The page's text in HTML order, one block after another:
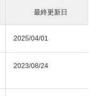
最終更新日
2025/04/01
2023/08/24